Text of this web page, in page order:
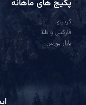
پکیج های ماهانه
کریپتو
فارکس و طلا
بازار بورس